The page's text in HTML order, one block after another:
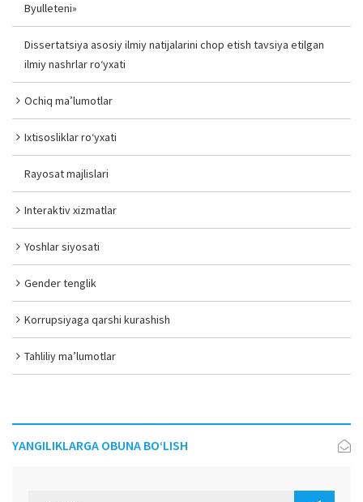
Byulleteni»
Dissertatsiya asosiy ilmiy natijalarini chop etish tavsiya etilgan
ilmiy nashrlar ro‘yxati
Ochiq ma’lumotlar
Ixtisosliklar ro‘yxati
Rayosat majlislari
Interaktiv xizmatlar
Yoshlar siyosati
Gender tenglik
Korrupsiyaga qarshi kurashish
Tahliliy ma’lumotlar
YANGILIKLARGA OBUNA BO‘LISH